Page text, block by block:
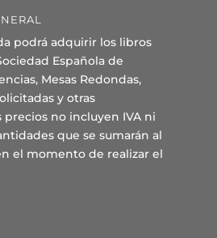
podrá adquirir los libros
Española de
Mesas Redondas,
y otras
precios no incluyen IVA ni
que se sumarán al
el momento de realizar el